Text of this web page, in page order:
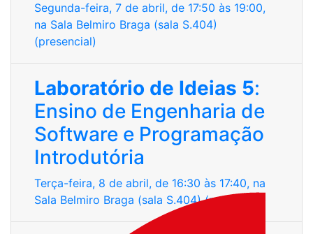
Segunda-feira, 7 de abril, de 17:50 às 19:00,
na Sala Belmiro Braga (sala S.404)
(presencial)
Laboratório de Ideias 5:
Ensino de Engenharia de
Software e Programação
Introdutória
Terça-feira, 8 de abril, de 16:30 às 17:40, na
Sala Belmiro Braga (sala S.404) (presencial)